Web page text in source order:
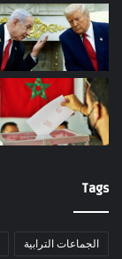
Tags
الجماعات الترابية